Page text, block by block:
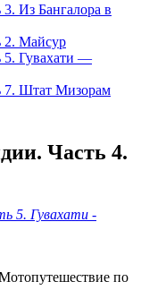
Из Бангалора в
2. Майсур
5. Гувахати —
7. Штат Мизорам
Часть 4.
5. Гувахати -
по